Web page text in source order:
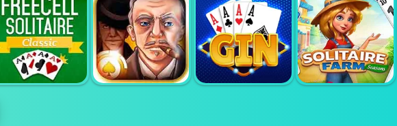
ノングラムジグソ
バタフライキョダ
麻雀コネクト デラ